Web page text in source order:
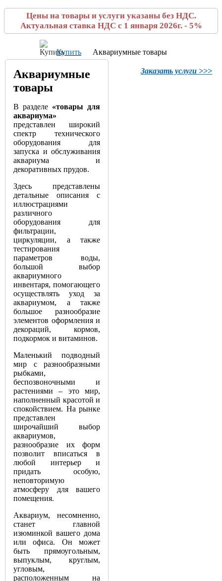
Цены на товары и услуги указаны без НДС.
Актуальная ставка НДС с 1 января 2026г. - 5%
Купить Аквариумные товары
Заказать услуги >>>
Аквариумные
товары
В разделе «товары для
аквариума»
представлен широкий
спектр технического
оборудования для
запуска и обслуживания
аквариума и
декоративных прудов.
Здесь представлены
детальные описания с
иллюстрациями
различного
оборудования для
фильтрации,
циркуляции, а также
тестирования
параметров воды,
большой выбор
аквариумного
инвентаря, помогающего
осуществлять уход за
аквариумом, а также
большое разнообразие
элементов оформления и
декораций, кормов,
подкормок и витаминов.
Маленький подводный
мир с разнообразными
рыбками,
беспозвоночными и
растениями – это мир,
наполненный красотой и
спокойствием. На рынке
представлен
широчайший выбор
аквариумов,
разнообразие их форм
позволит вписаться в
любой интерьер и
придать особую,
неповторимую
атмосферу для вашего
помещения.
Аквариум, несомненно,
станет главной
изюминкой вашего дома
или офиса. Он может
быть прямоугольным,
выпуклым, круглым,
угловым,
расположенным на